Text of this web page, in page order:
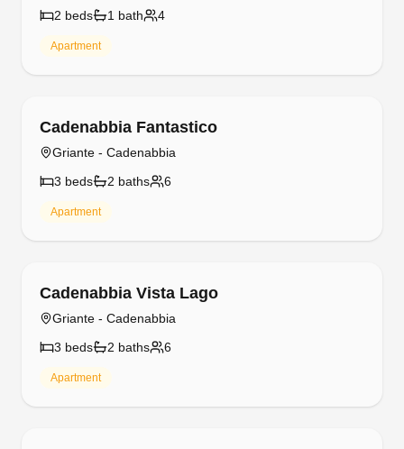
2 beds 1 bath 4
Apartment
Cadenabbia Fantastico
Griante - Cadenabbia
3 beds 2 baths 6
Apartment
Cadenabbia Vista Lago
Griante - Cadenabbia
3 beds 2 baths 6
Apartment